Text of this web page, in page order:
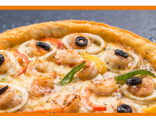
2026/7/13
从饼底到堡
量密码
2026/8/5